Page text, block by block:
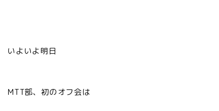
いよいよ明日
MTT部、初のオフ会は